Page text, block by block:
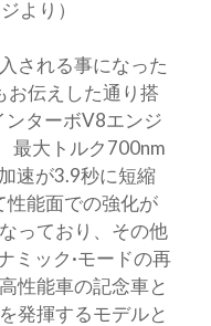
より）
される事になった
お伝えした通り搭
ターボV8エンジ
最大トルク700nm
速が3.9秒に短縮
性能面での強化が
っており、その他
ミック·モードの再
性能車の記念車と
発揮するモデルと